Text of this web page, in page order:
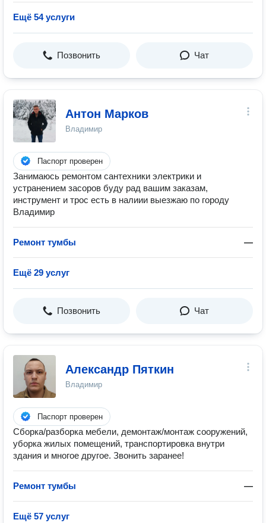
Ещё 54 услуги
Позвонить Чат
Антон Марков
Владимир
Паспорт проверен
Занимаюсь ремонтом сантехники электрики и
устранением засоров буду рад вашим заказам,
инструмент и трос есть в налиии выезжаю по городу
Владимир
Ремонт тумбы —
Ещё 29 услуг
Позвонить Чат
Александр Пяткин
Владимир
Паспорт проверен
Сборка/разборка мебели, демонтаж/монтаж сооружений,
уборка жилых помещений, транспортировка внутри
здания и многое другое. Звонить заранее!
Ремонт тумбы —
Ещё 57 услуг